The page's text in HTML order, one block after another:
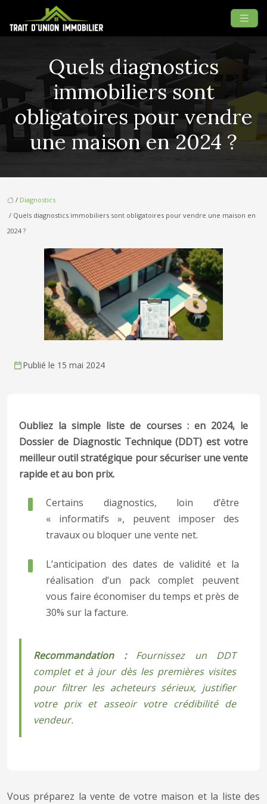
Quels diagnostics
immobiliers sont
obligatoires pour vendre
une maison en 2024 ?
/ Diagnostics
/ Quels diagnostics immobiliers sont obligatoires pour vendre une maison en
2024 ?
Publié le 15 mai 2024
Oubliez la simple liste de courses : en 2024, le
Dossier de Diagnostic Technique (DDT) est votre
meilleur outil stratégique pour sécuriser une vente
rapide et au bon prix.
Certains diagnostics, loin d’être
« informatifs », peuvent imposer des
travaux ou bloquer une vente net.
L’anticipation des dates de validité et la
réalisation d’un pack complet peuvent
vous faire économiser du temps et près de
30% sur la facture.
Recommandation :Fournissez un DDT
complet et à jour dès les premières visites
pour filtrer les acheteurs sérieux, justifier
votre prix et asseoir votre crédibilité de
vendeur.
Vous préparez la vente de votre maison et la liste des